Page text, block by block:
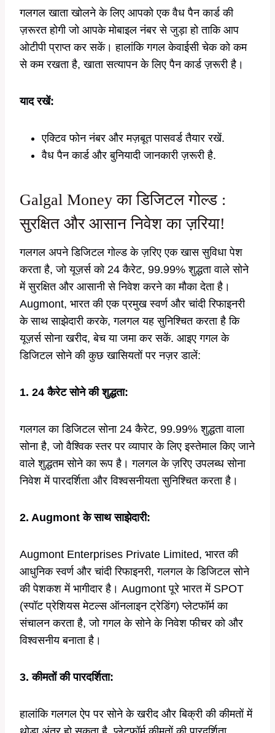
गलगल खाता खोलने के लिए आपको एक वैध पैन कार्ड की
ज़रूरत होगी जो आपके मोबाइल नंबर से जुड़ा हो ताकि आप
ओटीपी प्राप्त कर सकें। हालांकि गगल केवाईसी चेक को कम
से कम रखता है, खाता सत्यापन के लिए पैन कार्ड ज़रूरी है।
याद रखें:
एक्टिव फोन नंबर और मज़बूत पासवर्ड तैयार रखें.
वैध पैन कार्ड और बुनियादी जानकारी ज़रूरी है.
Galgal Money का डिजिटल गोल्ड :
सुरक्षित और आसान निवेश का ज़रिया!
गलगल अपने डिजिटल गोल्ड के ज़रिए एक खास सुविधा पेश
करता है, जो यूज़र्स को 24 कैरेट, 99.99% शुद्धता वाले सोने
में सुरक्षित और आसानी से निवेश करने का मौका देता है।
Augmont, भारत की एक प्रमुख स्वर्ण और चांदी रिफाइनरी
के साथ साझेदारी करके, गलगल यह सुनिश्चित करता है कि
यूज़र्स सोना खरीद, बेच या जमा कर सकें. आइए गगल के
डिजिटल सोने की कुछ खासियतों पर नज़र डालें:
1. 24 कैरेट सोने की शुद्धता:
गलगल का डिजिटल सोना 24 कैरेट, 99.99% शुद्धता वाला
सोना है, जो वैश्विक स्तर पर व्यापार के लिए इस्तेमाल किए जाने
वाले शुद्धतम सोने का रूप है। गलगल के ज़रिए उपलब्ध सोना
निवेश में पारदर्शिता और विश्वसनीयता सुनिश्चित करता है।
2. Augmont के साथ साझेदारी:
Augmont Enterprises Private Limited, भारत की
आधुनिक स्वर्ण और चांदी रिफाइनरी, गलगल के डिजिटल सोने
की पेशकश में भागीदार है। Augmont पूरे भारत में SPOT
(स्पॉट प्रेशियस मेटल्स ऑनलाइन ट्रेडिंग) प्लेटफॉर्म का
संचालन करता है, जो गगल के सोने के निवेश फीचर को और
विश्वसनीय बनाता है।
3. कीमतों की पारदर्शिता:
हालांकि गलगल ऐप पर सोने के खरीद और बिक्री की कीमतों में